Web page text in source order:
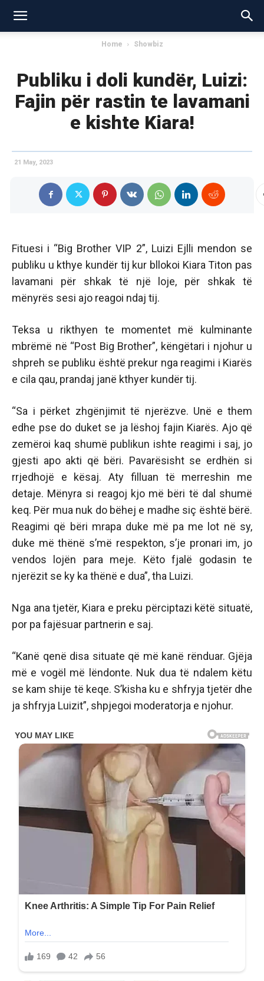
Home Showbiz
Publiku i doli kundër, Luizi:
Fajin për rastin te lavamani
e kishte Kiara!
21 May, 2023
Fituesi i “Big Brother VIP 2”, Luizi Ejlli mendon se
publiku u kthye kundër tij kur bllokoi Kiara Titon pas
lavamani për shkak të një loje, për shkak të
mënyrës sesi ajo reagoi ndaj tij.
Teksa u rikthyen te momentet më kulminante
mbrëmë në “Post Big Brother”, këngëtari i njohur u
shpreh se publiku është prekur nga reagimi i Kiarës
e cila qau, prandaj janë kthyer kundër tij.
“Sa i përket zhgënjimit të njerëzve. Unë e them
edhe pse do duket se ja lëshoj fajin Kiarës. Ajo që
zemëroi kaq shumë publikun ishte reagimi i saj, jo
gjesti apo akti që bëri. Pavarësisht se erdhën si
rrjedhojë e kësaj. Aty filluan të merreshin me
detaje. Mënyra si reagoj kjo më bëri të dal shumë
keq. Për mua nuk do bëhej e madhe siç është bërë.
Reagimi që bëri mrapa duke më pa me lot në sy,
duke më thënë s’më respekton, s’je pronari im, jo
vendos lojën para meje. Këto fjalë godasin te
njerëzit se ky ka thënë e dua”, tha Luizi.
Nga ana tjetër, Kiara e preku përciptazi këtë situatë,
por pa fajësuar partnerin e saj.
“Kanë qenë disa situate që më kanë rënduar. Gjëja
më e vogël më lëndonte. Nuk dua të ndalem këtu
se kam shije të keqe. S’kisha ku e shfryja tjetër dhe
ja shfryja Luizit”, shpjegoi moderatorja e njohur.